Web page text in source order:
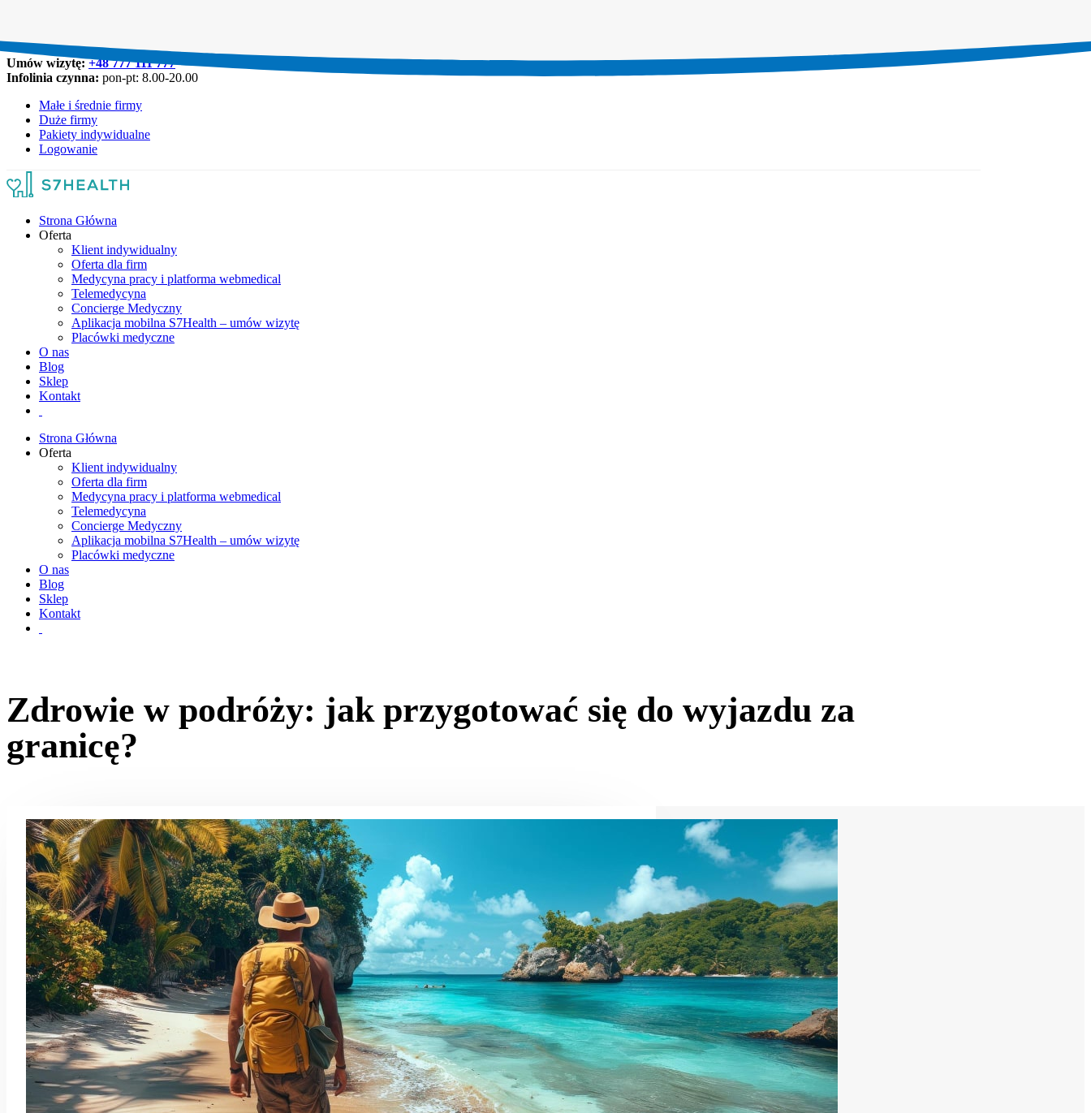
Umów wizytę:+48 777 111 777
Infolinia czynna: pon-pt: 8.00-20.00
Małe i średnie firmy
Duże firmy
Pakiety indywidualne
Logowanie
Strona Główna
Oferta
Klient indywidualny
Oferta dla firm
Medycyna pracy i platforma webmedical
Telemedycyna
Concierge Medyczny
Aplikacja mobilna S7Health – umów wizytę
Placówki medyczne
O nas
Blog
Sklep
Kontakt
Strona Główna
Oferta
Klient indywidualny
Oferta dla firm
Medycyna pracy i platforma webmedical
Telemedycyna
Concierge Medyczny
Aplikacja mobilna S7Health – umów wizytę
Placówki medyczne
O nas
Blog
Sklep
Kontakt
Zdrowie w podróży: jak przygotować się do wyjazdu za
granicę?